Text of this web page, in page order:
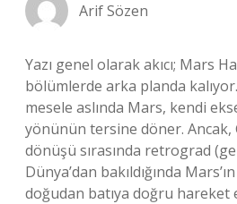
Arif Sözen
Yazı genel olarak akıcı; Mars
bölümlerde arka planda
mesele aslında Mars, kendi
yönünün tersine döner. Ancak,
dönüşü sırasında retrograd
Dünya’dan bakıldığında
doğudan batıya doğru hareket